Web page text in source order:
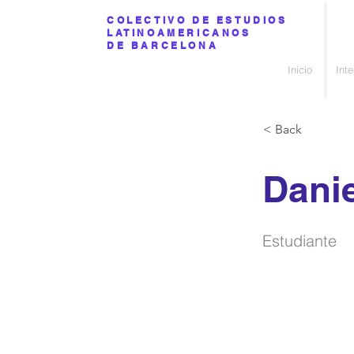
COLECTIVO DE ESTUDIOS
LATINOAMERICANOS
DE BARCELONA
Inicio
< Back
Estudiante